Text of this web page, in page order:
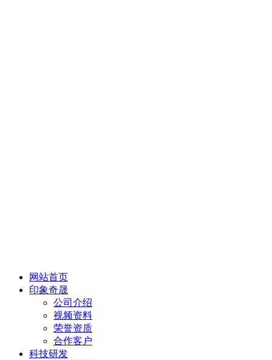
网站首页
印象奇晟
公司介绍
视频资料
荣誉资质
合作客户
科技研发